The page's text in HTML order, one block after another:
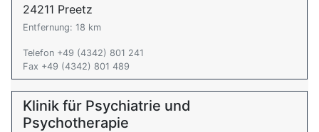
24211 Preetz
Entfernung: 18 km
Telefon +49 (4342) 801 241
Fax +49 (4342) 801 489
Klinik für Psychiatrie und
Psychotherapie